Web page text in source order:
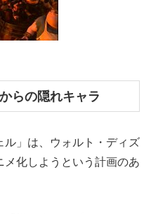
らの隠れキャラ
」は、ウォルト・ディズ
化しようという計画のあ